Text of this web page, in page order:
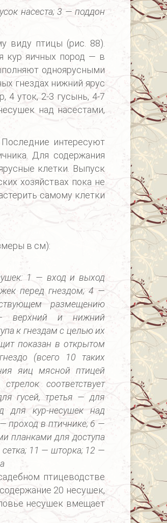
насеста; 3 — поддон
виду птицы (рис. 88).
кур яичных пород — в
одноярусными
гнездах нижний ярус
4 уток, 2-3 гусынь, 4-7
над насестами,
интересуют
Для содержания
клетки. Выпуск
хозяйствах пока не
самому клетки
в см):
1 — вход и выход
перед гнездом; 4 —
размещению
и нижний
к гнездам с целью их
показан в открытом
(всего 10 таких
яиц мясной птицей
соответствует
гусей, третья — для
для кур-несушек над
проход в птичнике; 6 —
планками для доступа
11 — шторка; 12 —
птицеводстве
20 несушек,
несушек вмещает